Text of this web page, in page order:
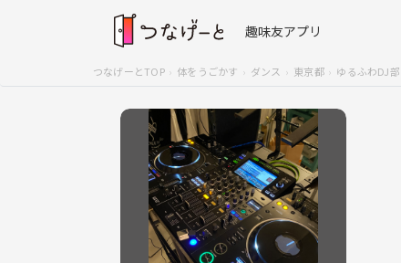
趣味友アプリ
つなげーとTOP 体をうごかす ダンス 東京都 ゆるふわDJ部